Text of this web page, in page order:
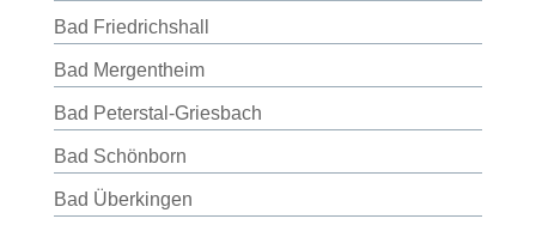
Bad Friedrichshall
Bad Mergentheim
Bad Peterstal-Griesbach
Bad Schönborn
Bad Überkingen